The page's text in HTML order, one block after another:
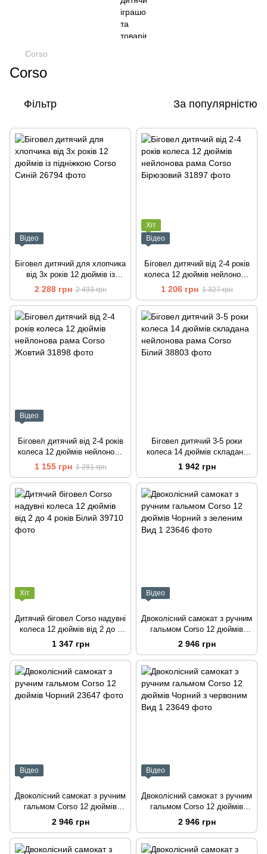
Corso
Corso
Фільтр За популярністю
Відео
Біговел дитячий для хлопчика
від 3х років 12 дюймів із
підніжкою Corso Синій
2 288 грн 2 493 грн
Хіт
Відео
Біговел дитячий від 2-4 років
колеса 12 дюймів нейлонова
рама Corso Бірюзовий
1 206 грн 1 327 грн
Відео
Біговел дитячий від 2-4 років
колеса 12 дюймів нейлонова
рама Corso Жовтий
1 155 грн 1 281 грн
Біговел дитячий 3-5 роки
колеса 14 дюймів складана
нейлонова рама Corso Білий
1 942 грн
Хіт
Дитячий біговел Corso надувні
колеса 12 дюймів від 2 до 4
років Білий
1 347 грн
Відео
Двоколісний самокат з ручним
гальмом Corso 12 дюймів
Чорний з зеленим Вид 1
2 946 грн
Відео
Двоколісний самокат з ручним
гальмом Corso 12 дюймів
Чорний
2 946 грн
Відео
Двоколісний самокат з ручним
гальмом Corso 12 дюймів
Чорний з червоним Вид 1
2 946 грн